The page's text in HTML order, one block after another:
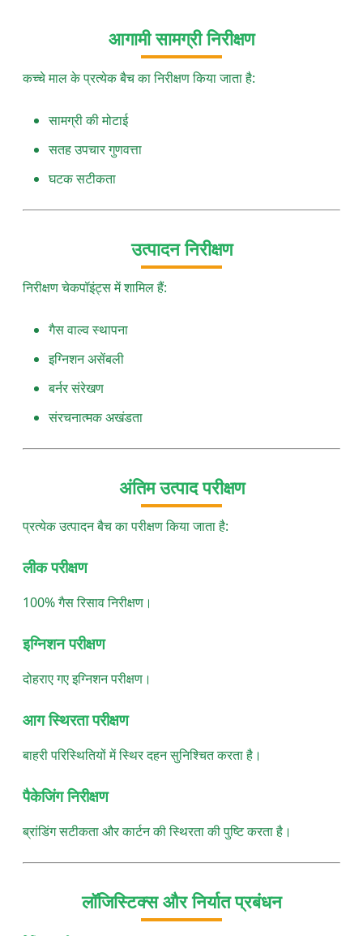
आगामी सामग्री निरीक्षण
कच्चे माल के प्रत्येक बैच का निरीक्षण किया जाता है:
सामग्री की मोटाई
सतह उपचार गुणवत्ता
घटक सटीकता
उत्पादन निरीक्षण
निरीक्षण चेकपॉइंट्स में शामिल हैं:
गैस वाल्व स्थापना
इग्निशन असेंबली
बर्नर संरेखण
संरचनात्मक अखंडता
अंतिम उत्पाद परीक्षण
प्रत्येक उत्पादन बैच का परीक्षण किया जाता है:
लीक परीक्षण
100% गैस रिसाव निरीक्षण।
इग्निशन परीक्षण
दोहराए गए इग्निशन परीक्षण।
आग स्थिरता परीक्षण
बाहरी परिस्थितियों में स्थिर दहन सुनिश्चित करता है।
पैकेजिंग निरीक्षण
ब्रांडिंग सटीकता और कार्टन की स्थिरता की पुष्टि करता है।
लॉजिस्टिक्स और निर्यात प्रबंधन